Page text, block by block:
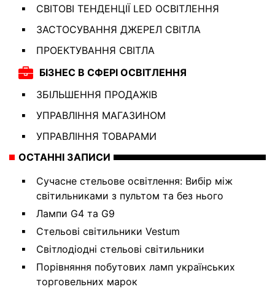
СВІТОВІ ТЕНДЕНЦІЇ LED ОСВІТЛЕННЯ
ЗАСТОСУВАННЯ ДЖЕРЕЛ СВІТЛА
ПРОЕКТУВАННЯ СВІТЛА
БІЗНЕС В СФЕРІ ОСВІТЛЕННЯ
ЗБІЛЬШЕННЯ ПРОДАЖІВ
УПРАВЛІННЯ МАГАЗИНОМ
УПРАВЛІННЯ ТОВАРАМИ
ОСТАННІ ЗАПИСИ
Сучасне стельове освітлення: Вибір між
світильниками з пультом та без нього
Лампи G4 та G9
Стельові світильники Vestum
Світлодіодні стельові світильники
Порівняння побутових ламп українських
торговельних марок